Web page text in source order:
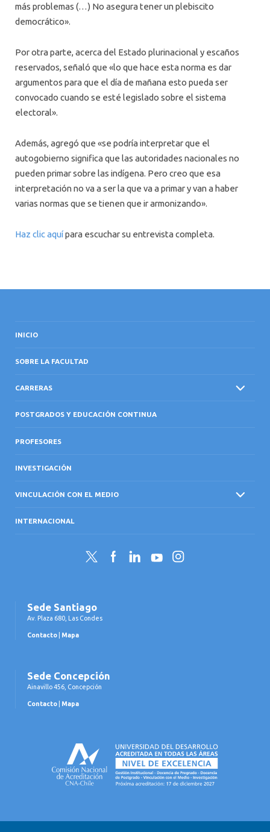
más problemas (…) No asegura tener un plebiscito
democrático».
Por otra parte, acerca del Estado plurinacional y escaños
reservados, señaló que «lo que hace esta norma es dar
argumentos para que el día de mañana esto pueda ser
convocado cuando se esté legislado sobre el sistema
electoral».
Además, agregó que «se podría interpretar que el
autogobierno significa que las autoridades nacionales no
pueden primar sobre las indígena. Pero creo que esa
interpretación no va a ser la que va a primar y van a haber
varias normas que se tienen que ir armonizando».
Haz clic aquípara escuchar su entrevista completa.
INICIO
SOBRE LA FACULTAD
CARRERAS
POSTGRADOS Y EDUCACIÓN CONTINUA
PROFESORES
INVESTIGACIÓN
VINCULACIÓN CON EL MEDIO
INTERNACIONAL
Twitter FacebookLinkedInYouTubeInstagram
Sede Santiago
Av. Plaza 680, Las Condes
Contacto Mapa
Sede Concepción
Ainavillo 456, Concepción
Contacto Mapa